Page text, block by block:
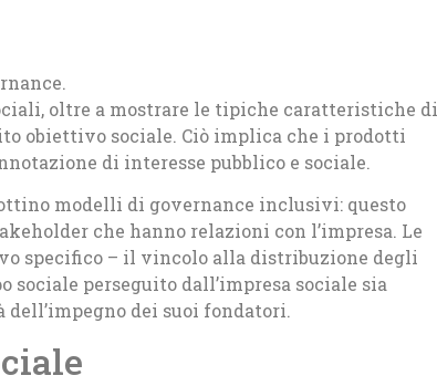
oltre a mostrare le tipiche caratteristiche di
obiettivo sociale. Ciò implica che i prodotti
di interesse pubblico e sociale.
modelli di governance inclusivi: questo
che hanno relazioni con l’impresa. Le
specifico – il vincolo alla distribuzione degli
sociale perseguito dall’impresa sociale sia
dei suoi fondatori.